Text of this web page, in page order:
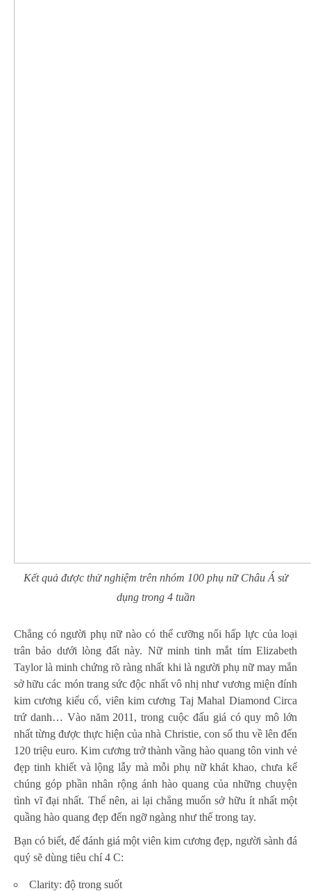
Kết quả được thử nghiệm trên nhóm 100 phụ nữ Châu Á sử
dụng trong 4 tuần
Chẳng có người phụ nữ nào có thể cưỡng nổi hấp lực của loại
trân bảo dưới lòng đất này. Nữ minh tinh mắt tím Elizabeth
Taylor là minh chứng rõ ràng nhất khi là người phụ nữ may mắn
sở hữu các món trang sức độc nhất vô nhị như vương miện đính
kim cương kiểu cổ, viên kim cương Taj Mahal Diamond Circa
trứ danh… Vào năm 2011, trong cuộc đấu giá có quy mô lớn
nhất từng được thực hiện của nhà Christie, con số thu về lên đến
120 triệu euro. Kim cương trở thành vầng hào quang tôn vinh vẻ
đẹp tinh khiết và lộng lẫy mà mỗi phụ nữ khát khao, chưa kể
chúng góp phần nhân rộng ánh hào quang của những chuyện
tình vĩ đại nhất. Thế nên, ai lại chẳng muốn sở hữu ít nhất một
quầng hào quang đẹp đến ngỡ ngàng như thế trong tay.
Bạn có biết, để đánh giá một viên kim cương đẹp, người sành đá
quý sẽ dùng tiêu chí 4 C:
Clarity: độ trong suốt